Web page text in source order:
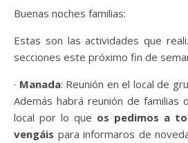
Buenas noches familias:
Estas son las actividades que
secciones este próximo fin de
· Manada: Reunión en el local de
Además habrá reunión de familias
local por lo que os pedimos a
vengáis para informaros de